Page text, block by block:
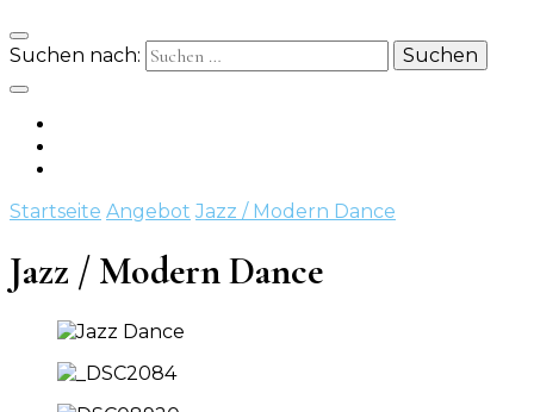
Suchen nach:
Startseite Angebot Jazz / Modern Dance
Jazz / Modern Dance